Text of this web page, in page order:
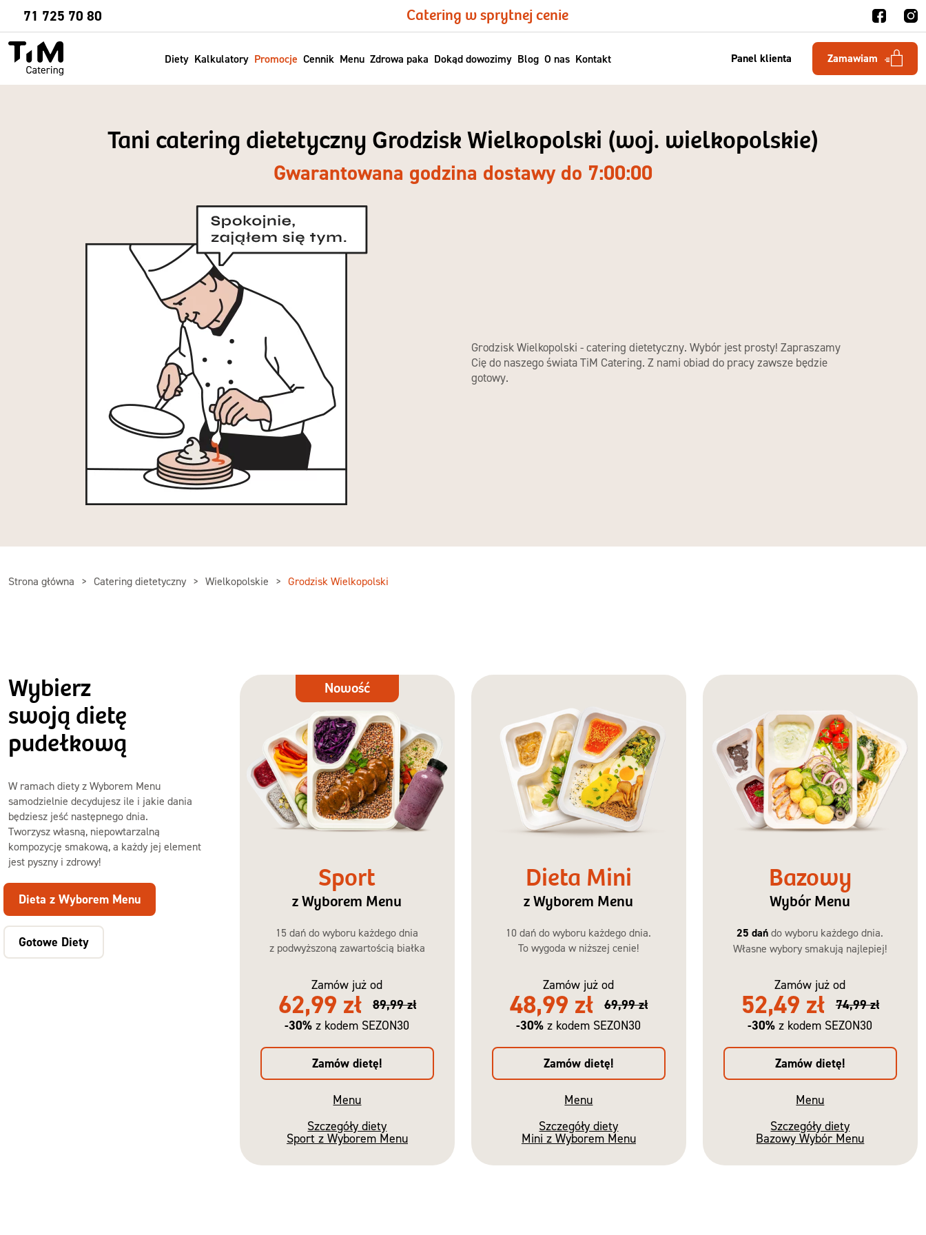
71 725 70 80 Catering w sprytnej cenie
Panel klienta Zamawiam
Diety Kalkulatory Promocje Cennik Menu Zdrowa paka Dokąd dowozimy Blog O nas Kontakt
Sprawdź
Tani catering dietetyczny Grodzisk Wielkopolski (woj. wielkopolskie)
Gwarantowana godzina dostawy do 7:00:00
Grodzisk Wielkopolski - catering dietetyczny. Wybór jest prosty! Zapraszamy
Cię do naszego świata TiM Catering. Z nami obiad do pracy zawsze będzie
gotowy.
Strona główna Catering dietetyczny Wielkopolskie Grodzisk Wielkopolski
Wybierz
swoją dietę
pudełkową
W ramach diety z Wyborem Menu
samodzielnie decydujesz ile i jakie dania
będziesz jeść następnego dnia.
Tworzysz własną, niepowtarzalną
kompozycję smakową, a każdy jej element
jest pyszny i zdrowy!
Dieta z Wyborem Menu
Gotowe Diety
Dieta
Nowość
Sport
z Wyborem Menu
15 dań do wyboru każdego dnia
z podwyższoną zawartością białka
Zamów już od
62,99 zł
89,99 zł
-30% z kodem SEZON30
Zamów dietę!
Menu
Szczegóły diety
Sport z Wyborem Menu
Dieta Mini
z Wyborem Menu
10 dań do wyboru każdego dnia.
To wygoda w niższej cenie!
Zamów już od
48,99 zł
69,99 zł
-30% z kodem SEZON30
Zamów dietę!
Menu
Szczegóły diety
Mini z Wyborem Menu
Bazowy
Wybór Menu
25 dań do wyboru każdego dnia.
Własne wybory smakują najlepiej!
Zamów już od
52,49 zł
74,99 zł
-30% z kodem SEZON30
Zamów dietę!
Menu
Szczegóły diety
Bazowy Wybór Menu